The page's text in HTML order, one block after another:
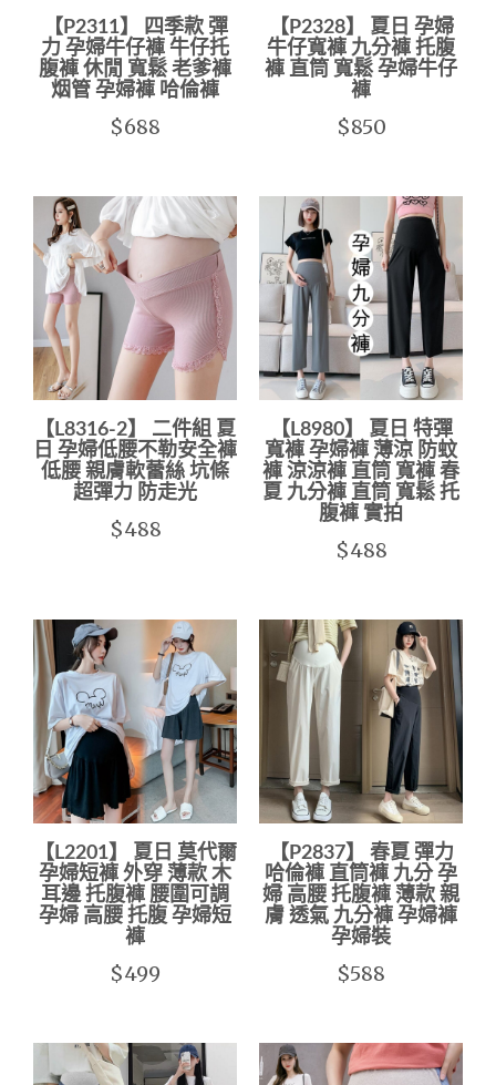
【P2311】 四季款 彈
力 孕婦牛仔褲 牛仔托
腹褲 休閒 寬鬆 老爹褲
烟管 孕婦褲 哈倫褲
$688
【P2328】 夏日 孕婦
牛仔寬褲 九分褲 托腹
褲 直筒 寬鬆 孕婦牛仔
褲
$850
【L8316-2】 二件組 夏
日 孕婦低腰不勒安全褲
低腰 親膚軟蕾絲 坑條
超彈力 防走光
$488
【L8980】 夏日 特彈
寬褲 孕婦褲 薄涼 防蚊
褲 涼涼褲 直筒 寬褲 春
夏 九分褲 直筒 寬鬆 托
腹褲 實拍
$488
【L2201】 夏日 莫代爾
孕婦短褲 外穿 薄款 木
耳邊 托腹褲 腰圍可調
孕婦 高腰 托腹 孕婦短
褲
$499
【P2837】 春夏 彈力
哈倫褲 直筒褲 九分 孕
婦 高腰 托腹褲 薄款 親
膚 透氣 九分褲 孕婦褲
孕婦裝
$588